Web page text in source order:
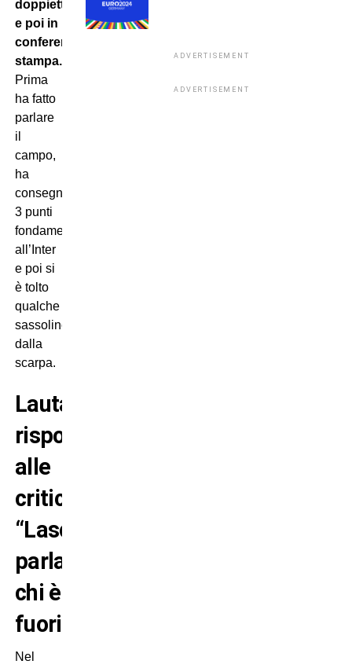
doppietta
e poi in
conferenza
stampa.
Prima
ha fatto
parlare
il
campo,
ha
consegnato
3 punti
fondamentali
all’Inter
e poi si
è tolto
qualche
sassolino
dalla
scarpa.
Lautaro
risponde
alle
critiche:
“Lascio
parlare
chi è
fuori”
Nel
ADVERTISEMENT
ADVERTISEMENT